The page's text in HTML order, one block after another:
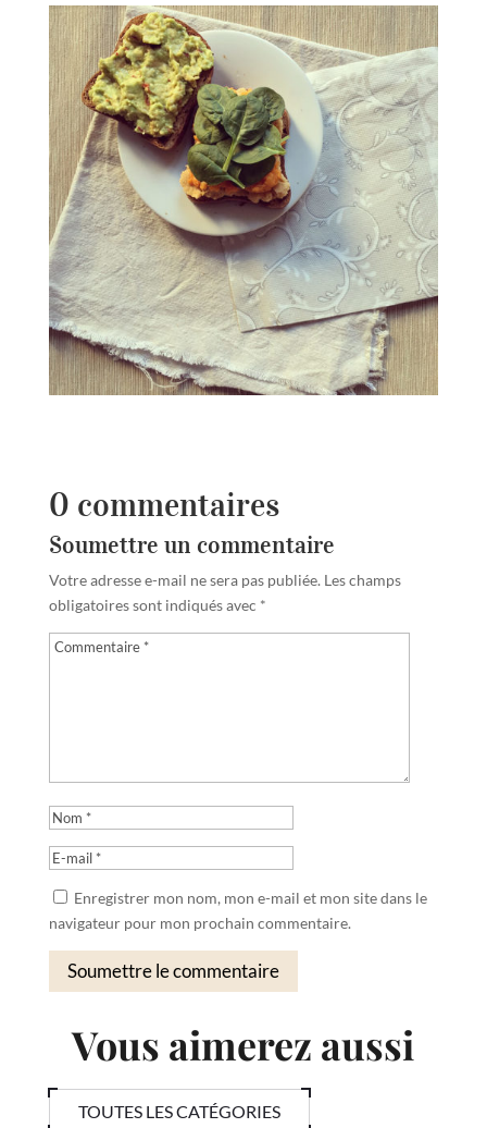
0 commentaires
Soumettre un commentaire
Votre adresse e-mail ne sera pas publiée. Les champs
obligatoires sont indiqués avec *
Enregistrer mon nom, mon e-mail et mon site dans le
navigateur pour mon prochain commentaire.
Soumettre le commentaire
Vous aimerez aussi
TOUTES LES CATÉGORIES